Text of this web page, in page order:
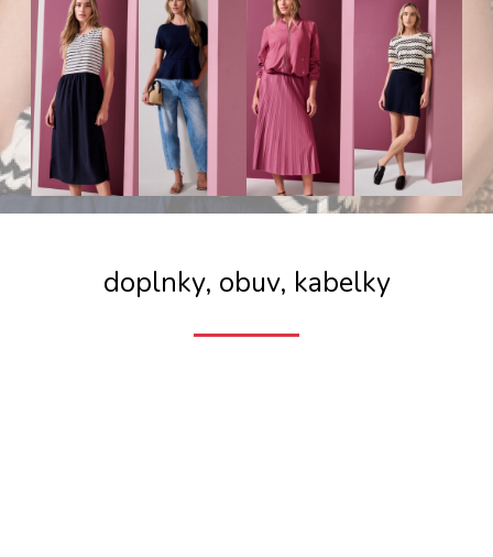
doplnky, obuv, kabelky